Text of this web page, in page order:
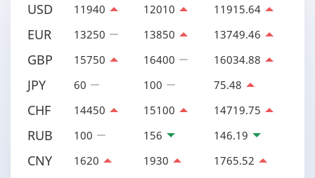
USD 11940 12010 11915.64
EUR 13250 13850 13749.46
GBP 15750 16400 16034.88
JPY 60 100 75.48
CHF 14450 15100 14719.75
RUB 100 156 146.19
CNY 1620 1930 1765.52